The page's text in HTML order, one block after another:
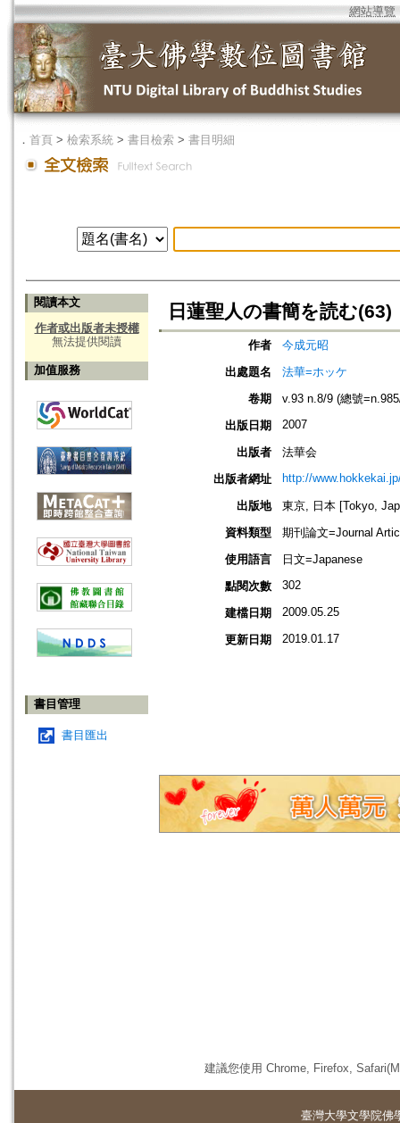
網站導覽
． 首頁 > 檢索系統 > 書目檢索 > 書目明細
閱讀本文
作者或出版者未授權
無法提供閱讀
加值服務
書目管理
書目匯出
日蓮聖人の書簡を読む(63)
作者
今成元昭
出處題名
法華=ホッケ
卷期
v.93 n.8/9 (總號
出版日期
2007
出版者
法華会
出版者網址
http://
出版地
東京, 日本 [Tokyo,
資料類型
期刊論文=Journal
使用語言
日文=Japanese
點閱次數
302
建檔日期 2009.05.25
更新日期 2019.01.17
建議您使用 Chrome, Firefox,
臺灣大學文學院佛